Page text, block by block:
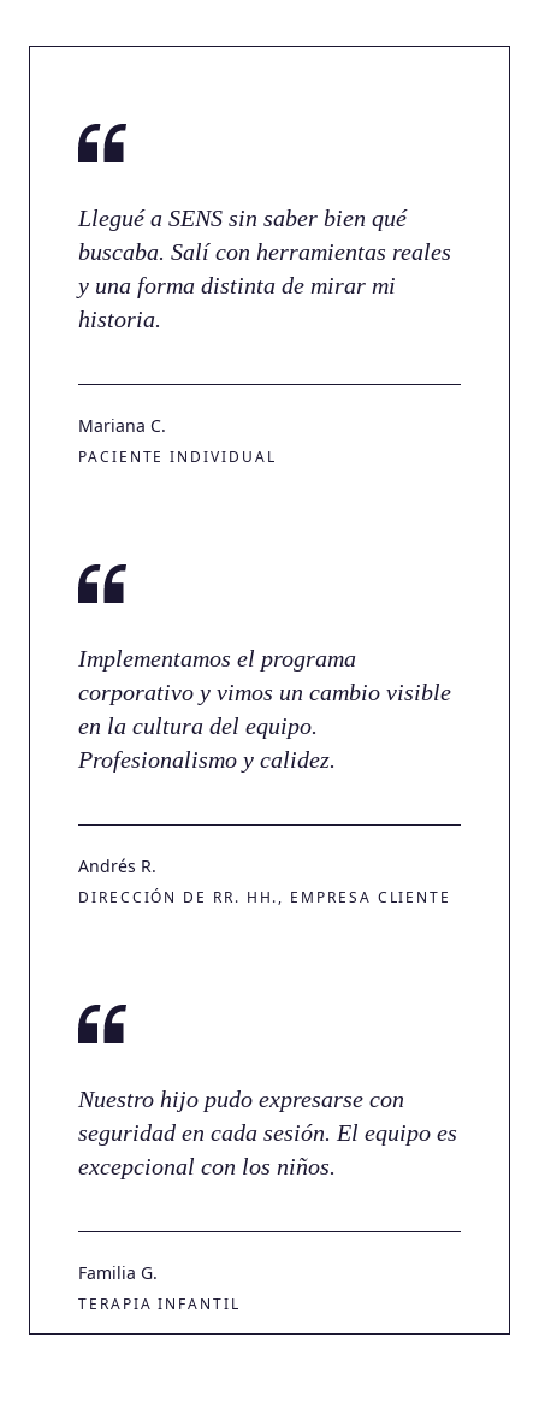
Llegué a SENS sin saber bien qué
buscaba. Salí con herramientas reales
y una forma distinta de mirar mi
historia.
Mariana C.
PACIENTE INDIVIDUAL
Implementamos el programa
corporativo y vimos un cambio visible
en la cultura del equipo.
Profesionalismo y calidez.
Andrés R.
DIRECCIÓN DE RR. HH., EMPRESA CLIENTE
Nuestro hijo pudo expresarse con
seguridad en cada sesión. El equipo es
excepcional con los niños.
Familia G.
TERAPIA INFANTIL